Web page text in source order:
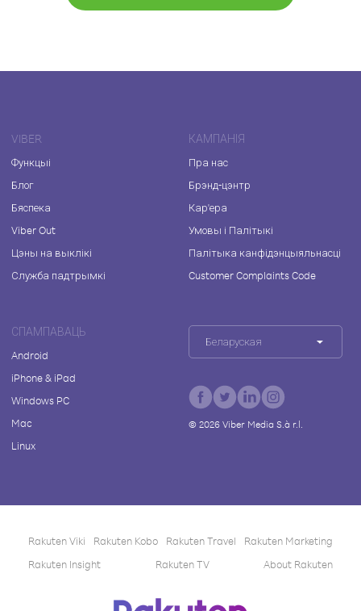
VIBER
Функцыі
Блог
Бяспека
Viber Out
Цэны на выклікі
Служба падтрымкі
КАМПАНІЯ
Пра нас
Брэнд-цэнтр
Кар'ера
Умовы і Палітыкі
Палітыка канфідэнцыяльнасці
Customer Complaints Code
СПАМПАВАЦЬ
Android
iPhone & iPad
Windows PC
Mac
Linux
Беларуская
© 2026Viber Media S.à r.l.
Rakuten Viki Rakuten Kobo Rakuten Travel
Rakuten Marketing
Rakuten Insight
Rakuten TV About Rakuten